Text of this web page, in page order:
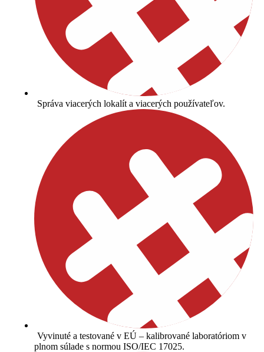
Správa viacerých lokalít a viacerých používateľov.
Vyvinuté a testované v EÚ – kalibrované laboratóriom v
plnom súlade s normou ISO/IEC 17025.